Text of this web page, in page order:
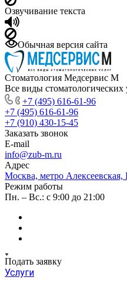
Озвучивание текста
Обычная версия сайта
Стоматология Медсервис М
Все виды стоматологических
+7 (495) 616-61-96
+7 (495) 616-61-96
+7 (910) 430-15-45
Заказать звонок
E-mail
info@zub-m.ru
Адрес
Москва, метро
Режим работы
Пн. – Вс.: с 9:00 до 21:00
Подать заявку
Услуги